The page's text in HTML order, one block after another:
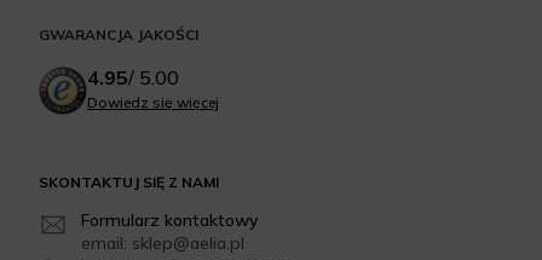
SKONTAKTUJ SIĘ Z NAMI
Formularz kontaktowy
email: sklep@aelia.pl
GWARANCJA JAKOŚCI
4.95/ 5.00
Dowiedz się więcej